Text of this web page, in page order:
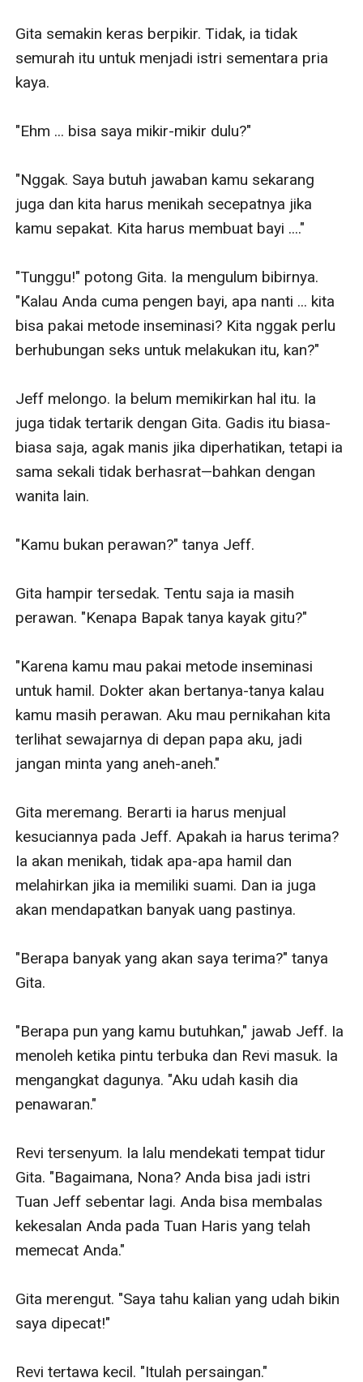
Gita semakin keras berpikir. Tidak, ia tidak
semurah itu untuk menjadi istri sementara pria
kaya.
"Ehm ... bisa saya mikir-mikir dulu?"
"Nggak. Saya butuh jawaban kamu sekarang
juga dan kita harus menikah secepatnya jika
kamu sepakat. Kita harus membuat bayi ...."
"Tunggu!" potong Gita. Ia mengulum bibirnya.
"Kalau Anda cuma pengen bayi, apa nanti ... kita
bisa pakai metode inseminasi? Kita nggak perlu
berhubungan seks untuk melakukan itu, kan?"
Jeff melongo. Ia belum memikirkan hal itu. Ia
juga tidak tertarik dengan Gita. Gadis itu biasa-
biasa saja, agak manis jika diperhatikan, tetapi ia
sama sekali tidak berhasrat—bahkan dengan
wanita lain.
"Kamu bukan perawan?" tanya Jeff.
Gita hampir tersedak. Tentu saja ia masih
perawan. "Kenapa Bapak tanya kayak gitu?"
"Karena kamu mau pakai metode inseminasi
untuk hamil. Dokter akan bertanya-tanya kalau
kamu masih perawan. Aku mau pernikahan kita
terlihat sewajarnya di depan papa aku, jadi
jangan minta yang aneh-aneh."
Gita meremang. Berarti ia harus menjual
kesuciannya pada Jeff. Apakah ia harus terima?
Ia akan menikah, tidak apa-apa hamil dan
melahirkan jika ia memiliki suami. Dan ia juga
akan mendapatkan banyak uang pastinya.
"Berapa banyak yang akan saya terima?" tanya
Gita.
"Berapa pun yang kamu butuhkan," jawab Jeff. Ia
menoleh ketika pintu terbuka dan Revi masuk. Ia
mengangkat dagunya. "Aku udah kasih dia
penawaran."
Revi tersenyum. Ia lalu mendekati tempat tidur
Gita. "Bagaimana, Nona? Anda bisa jadi istri
Tuan Jeff sebentar lagi. Anda bisa membalas
kekesalan Anda pada Tuan Haris yang telah
memecat Anda."
Gita merengut. "Saya tahu kalian yang udah bikin
saya dipecat!"
Revi tertawa kecil. "Itulah persaingan."